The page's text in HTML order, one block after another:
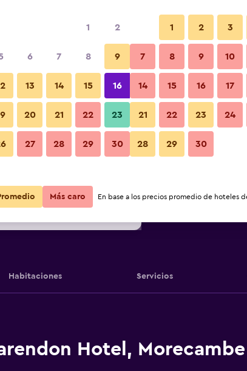
barata de precio por noche
Total noche
$70 Ver oferta
$90
$90 Ver oferta
Otros
Fotos
Habitaciones Servicios
Hotel, Morecambe
1 2
6 7 8 9
13 14 15 16
20 21 22 23
27 28 29 30
1 2 3
7 8 9 10
14 15 16 17
21 22 23 24
28 29 30
Más caro En base a los precios promedio de hoteles